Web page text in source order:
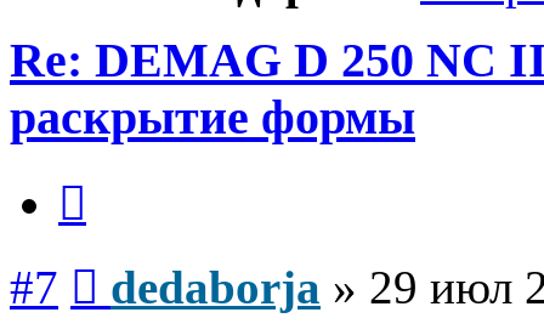
Re: DEMAG D 250 NC
раскрытие формы
#7 dedaborja » 29 июл